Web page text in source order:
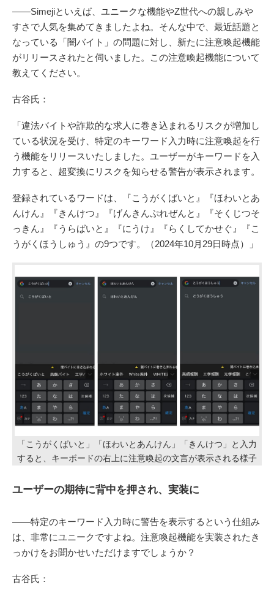
――Simejiといえば、ユニークな機能やZ世代への親しみや
すさで人気を集めてきましたよね。そんな中で、最近話題と
なっている「闇バイト」の問題に対し、新たに注意喚起機能
がリリースされたと伺いました。この注意喚起機能について
教えてください。
古谷氏：
「違法バイトや詐欺的な求人に巻き込まれるリスクが増加し
ている状況を受け、特定のキーワード入力時に注意喚起を行
う機能をリリースいたしました。ユーザーがキーワードを入
力すると、超変換にリスクを知らせる警告が表示されます。
登録されているワードは、『こうがくばいと』『ほわいとあ
んけん』『きんけつ』『げんきんぷれぜんと』『そくじつそ
っきん』『うらばいと』『にうけ』『らくしてかせぐ』『こ
うがくほうしゅう』の9つです。（2024年10月29日時点）」
「こうがくばいと」「ほわいとあんけん」「きんけつ」と入力
すると、キーボードの右上に注意喚起の文言が表示される様子
ユーザーの期待に背中を押され、実装に
――特定のキーワード入力時に警告を表示するという仕組み
は、非常にユニークですよね。注意喚起機能を実装されたき
っかけをお聞かせいただけますでしょうか？
古谷氏：